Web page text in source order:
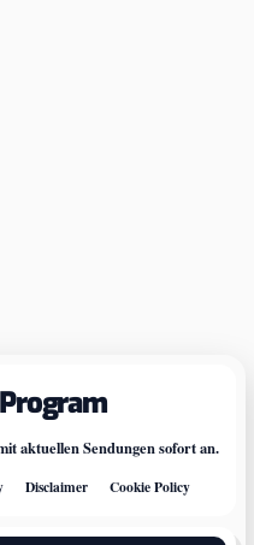
aktuellen Sendungen sofort an.
Disclaimer Cookie Policy